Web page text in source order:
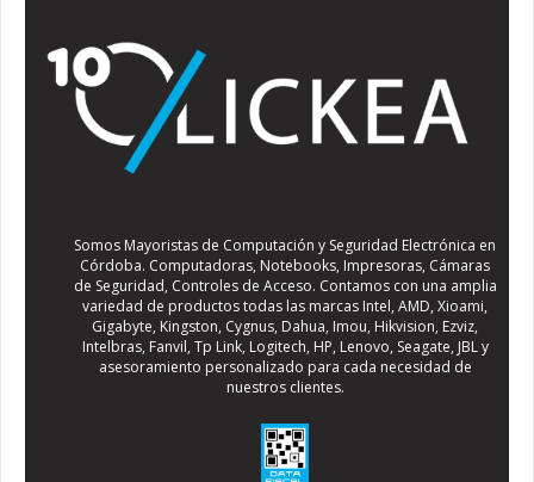
Somos Mayoristas de Computación y Seguridad Electrónica en
Córdoba. Computadoras, Notebooks, Impresoras, Cámaras
de Seguridad, Controles de Acceso. Contamos con una amplia
variedad de productos todas las marcas Intel, AMD, Xioami,
Gigabyte, Kingston, Cygnus, Dahua, Imou, Hikvision, Ezviz,
Intelbras, Fanvil, Tp Link, Logitech, HP, Lenovo, Seagate, JBL y
asesoramiento personalizado para cada necesidad de
nuestros clientes.